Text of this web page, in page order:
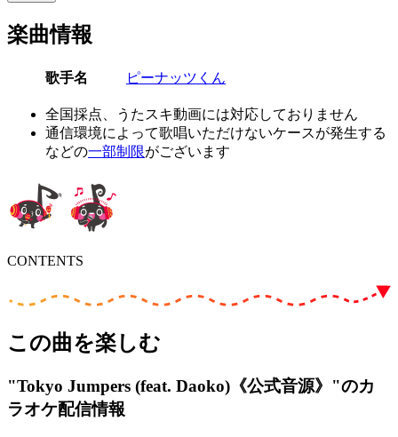
楽曲情報
歌手名 ピーナッツくん
全国採点、うたスキ動画には対応しておりません
通信環境によって歌唱いただけないケースが発生する
などの一部制限がございます
CONTENTS
この曲を楽しむ
"Tokyo Jumpers (feat. Daoko)《公式音源》"のカ
ラオケ配信情報